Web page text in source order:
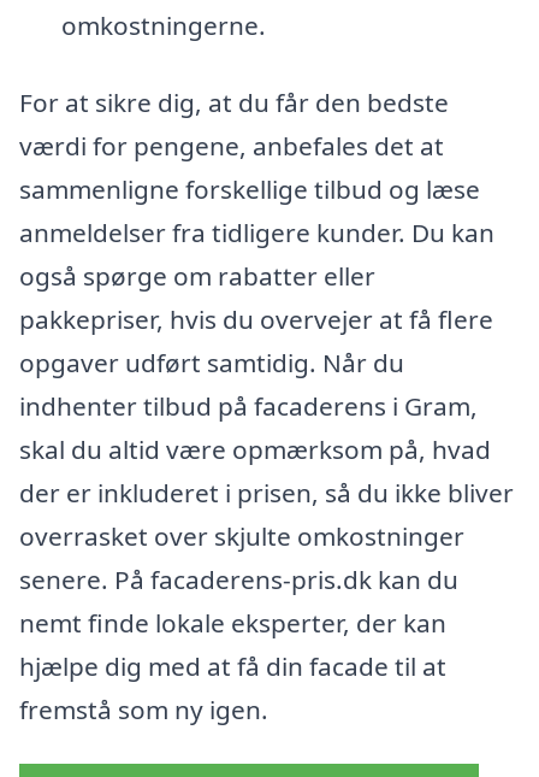
omkostningerne.
For at sikre dig, at du får den bedste
værdi for pengene, anbefales det at
sammenligne forskellige tilbud og læse
anmeldelser fra tidligere kunder. Du kan
også spørge om rabatter eller
pakkepriser, hvis du overvejer at få flere
opgaver udført samtidig. Når du
indhenter tilbud på facaderens i Gram,
skal du altid være opmærksom på, hvad
der er inkluderet i prisen, så du ikke bliver
overrasket over skjulte omkostninger
senere. På facaderens-pris.dk kan du
nemt finde lokale eksperter, der kan
hjælpe dig med at få din facade til at
fremstå som ny igen.